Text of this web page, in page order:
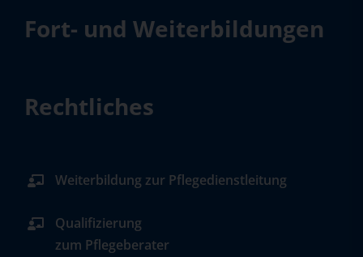
Fort- und Weiterbildungen
Rechtliches
Weiterbildung zur Pflegedienstleitung
Qualifizierung
zum Pflegeberater